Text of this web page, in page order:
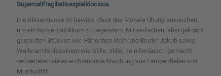
Supercalifragilisticexpialidocious
Die Bläserklasse 5b bewies, dass drei Monate Übung ausreichen,
um ein Konzertpublikum zu begeistern. Mit einfachen, aber gekonnt
gespielten Stücken wie Hänschen klein und Bruder Jakobsowie
Weihnachtsklassikern wie Stille, stille, kein Geräusch gemacht
verbreiteten sie eine charmante Mischung aus Lampenfieber und
Musikalität.